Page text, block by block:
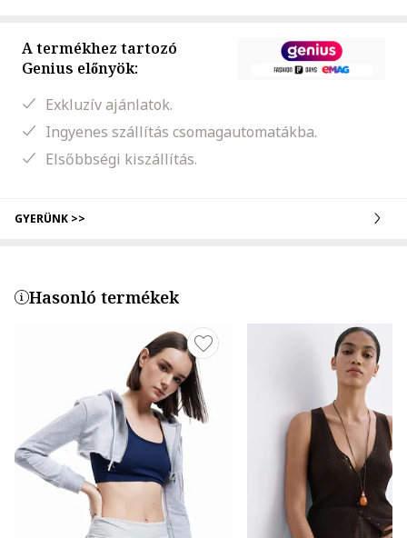
A termékhez tartozó
Genius előnyök:
Exkluzív ajánlatok.
Ingyenes szállítás csomagautomatákba.
Elsőbbségi kiszállítás.
GYERÜNK >>
Hasonló termékek